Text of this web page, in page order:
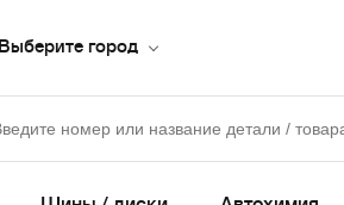
Выберите город